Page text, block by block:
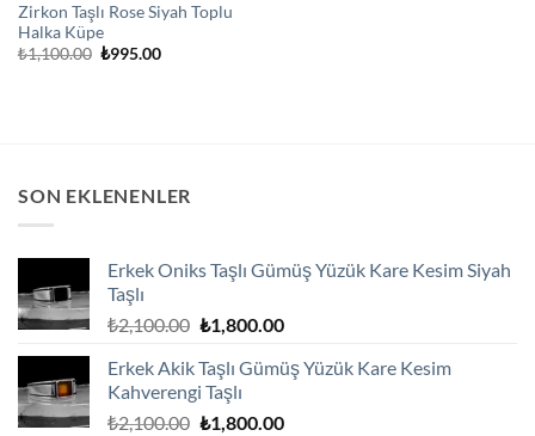
Zirkon Taşlı Rose Siyah Toplu
Halka Küpe
₺1,100.00 Orijinal
₺995.00Şu
SON EKLENENLER
Erkek Oniks Taşlı Gümüş Yüzük Kare Kesim Siyah
Taşlı
₺2,100.00 Orijinal
₺2,100.00.
₺1,800.00Şu
fiyat:
Erkek Akik Taşlı Gümüş Yüzük Kare Kesim
Kahverengi Taşlı
₺2,100.00 Orijinal
₺1,800.00Şu